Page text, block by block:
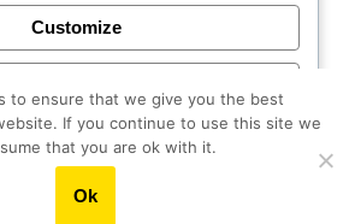
Customize
Accept All
to ensure that we give you the best
If you continue to use this site we
that you are ok with it.
Ok